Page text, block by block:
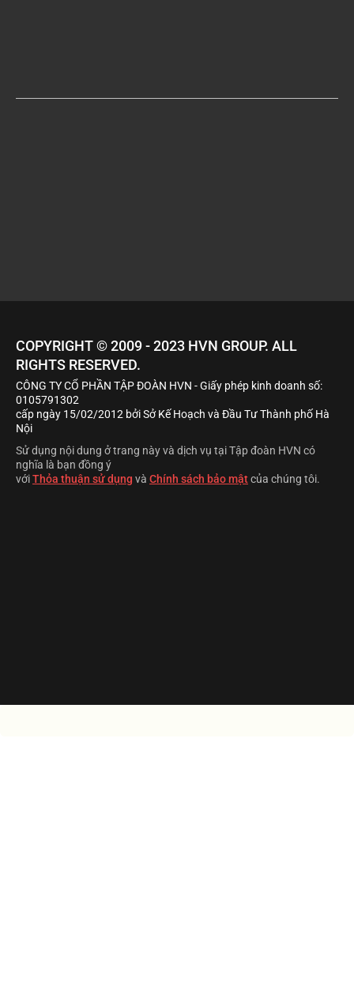
RIGHTS RESERVED.
0105791302
cấp ngày 15/02/2012 bởi Sở Kế Hoạch và Đầu Tư Thành phố Hà
Nội
nghĩa là bạn đồng ý
vớiThỏa thuận sử dụng